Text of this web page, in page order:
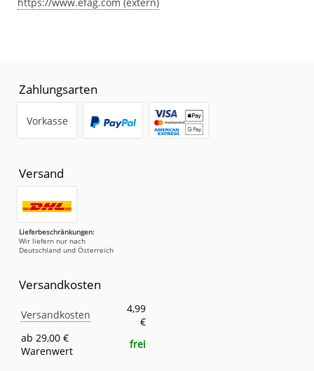
Zahlungsarten
Vorkasse
Versand
Lieferbeschränkungen:
Wir liefern nur nach
Deutschland und Österreich
Versandkosten
Eigenschaft
Versandkosten
4,99
€
ab 29,00 €
Warenwert
frei